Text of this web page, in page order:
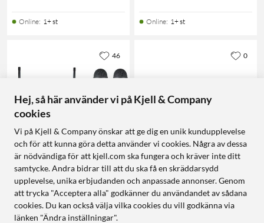
Online: 1+ st Online: 1+ st
Velleman
Trådlöst mikrofonset med
2 mikrofoner
46
DJI
Mic 3 trådlöst
mikrofonsystem 1 TX + 1
RX
0
Hej, så här använder vi på Kjell & Company
cookies
Vi på Kjell & Company önskar att ge dig en unik kundupplevelse
och för att kunna göra detta använder vi cookies. Några av dessa
är nödvändiga för att kjell.com ska fungera och kräver inte ditt
samtycke. Andra bidrar till att du ska få en skräddarsydd
upplevelse, unika erbjudanden och anpassade annonser. Genom
att trycka "Acceptera alla" godkänner du användandet av sådana
cookies. Du kan också välja vilka cookies du vill godkänna via
länken "Ändra inställningar".